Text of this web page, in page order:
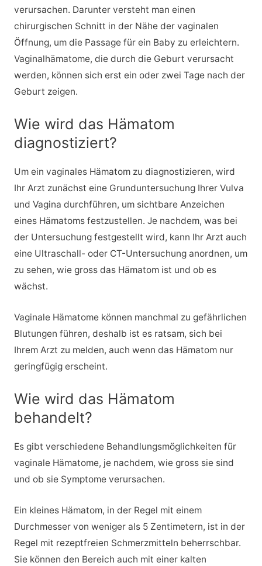
verursachen. Darunter versteht man einen
chirurgischen Schnitt in der Nähe der vaginalen
Öffnung, um die Passage für ein Baby zu erleichtern.
Vaginalhämatome, die durch die Geburt verursacht
werden, können sich erst ein oder zwei Tage nach der
Geburt zeigen.
Wie wird das Hämatom
diagnostiziert?
Um ein vaginales Hämatom zu diagnostizieren, wird
Ihr Arzt zunächst eine Grunduntersuchung Ihrer Vulva
und Vagina durchführen, um sichtbare Anzeichen
eines Hämatoms festzustellen. Je nachdem, was bei
der Untersuchung festgestellt wird, kann Ihr Arzt auch
eine Ultraschall- oder CT-Untersuchung anordnen, um
zu sehen, wie gross das Hämatom ist und ob es
wächst.
Vaginale Hämatome können manchmal zu gefährlichen
Blutungen führen, deshalb ist es ratsam, sich bei
Ihrem Arzt zu melden, auch wenn das Hämatom nur
geringfügig erscheint.
Wie wird das Hämatom
behandelt?
Es gibt verschiedene Behandlungsmöglichkeiten für
vaginale Hämatome, je nachdem, wie gross sie sind
und ob sie Symptome verursachen.
Ein kleines Hämatom, in der Regel mit einem
Durchmesser von weniger als 5 Zentimetern, ist in der
Regel mit rezeptfreien Schmerzmitteln beherrschbar.
Sie können den Bereich auch mit einer kalten